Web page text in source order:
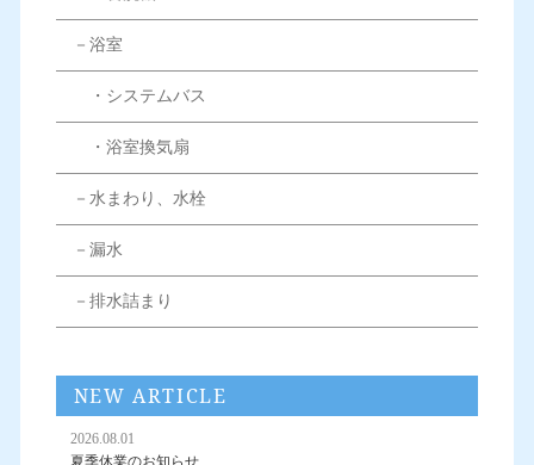
－浴室
・システムバス
・浴室換気扇
－水まわり、水栓
－漏水
－排水詰まり
NEW ARTICLE
2026.08.01
夏季休業のお知らせ